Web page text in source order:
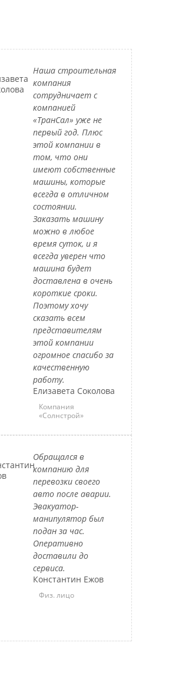
Наша строительная
компания
сотрудничает с
компанией
«ТранСал» уже не
первый год. Плюс
этой компании в
том, что они
имеют собственные
машины, которые
всегда в отличном
состоянии.
Заказать машину
можно в любое
время суток, и я
всегда уверен что
машина будет
доставлена в очень
короткие сроки.
Поэтому хочу
сказать всем
представителям
этой компании
огромное спасибо за
качественную
работу.
Елизавета Соколова
Компания
«Солнстрой»
Обращался в
компанию для
перевозки своего
авто после аварии.
Эвакуатор-
манипулятор был
подан за час.
Оперативно
доставили до
сервиса.
Константин Ежов
Физ. лицо